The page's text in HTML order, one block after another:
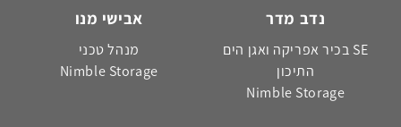
נדב מדר
SE בכיר אפריקה ואגן הים
התיכון
Nimble Storage
אבישי מנו
מנהל טכני
Nimble Storage